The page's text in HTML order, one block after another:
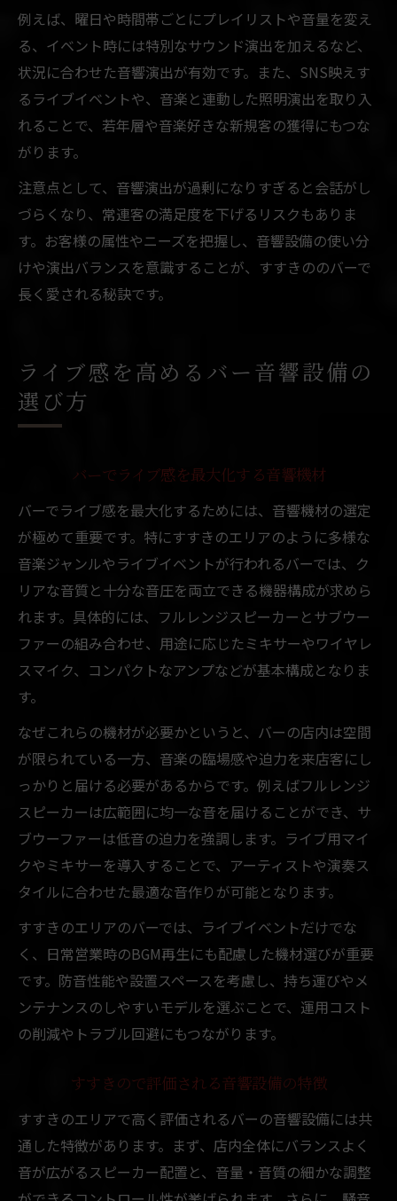
例えば、曜日や時間帯ごとにプレイリストや音量を変え
る、イベント時には特別なサウンド演出を加えるなど、
状況に合わせた音響演出が有効です。また、SNS映えす
るライブイベントや、音楽と連動した照明演出を取り入
れることで、若年層や音楽好きな新規客の獲得にもつな
がります。
注意点として、音響演出が過剰になりすぎると会話がし
づらくなり、常連客の満足度を下げるリスクもありま
す。お客様の属性やニーズを把握し、音響設備の使い分
けや演出バランスを意識することが、すすきののバーで
長く愛される秘訣です。
ライブ感を高めるバー音響設備の
選び方
バーでライブ感を最大化する音響機材
バーでライブ感を最大化するためには、音響機材の選定
が極めて重要です。特にすすきのエリアのように多様な
音楽ジャンルやライブイベントが行われるバーでは、ク
リアな音質と十分な音圧を両立できる機器構成が求めら
れます。具体的には、フルレンジスピーカーとサブウー
ファーの組み合わせ、用途に応じたミキサーやワイヤレ
スマイク、コンパクトなアンプなどが基本構成となりま
す。
なぜこれらの機材が必要かというと、バーの店内は空間
が限られている一方、音楽の臨場感や迫力を来店客にし
っかりと届ける必要があるからです。例えばフルレンジ
スピーカーは広範囲に均一な音を届けることができ、サ
ブウーファーは低音の迫力を強調します。ライブ用マイ
クやミキサーを導入することで、アーティストや演奏ス
タイルに合わせた最適な音作りが可能となります。
すすきのエリアのバーでは、ライブイベントだけでな
く、日常営業時のBGM再生にも配慮した機材選びが重要
です。防音性能や設置スペースを考慮し、持ち運びやメ
ンテナンスのしやすいモデルを選ぶことで、運用コスト
の削減やトラブル回避にもつながります。
すすきので評価される音響設備の特徴
すすきのエリアで高く評価されるバーの音響設備には共
通した特徴があります。まず、店内全体にバランスよく
音が広がるスピーカー配置と、音量・音質の細かな調整